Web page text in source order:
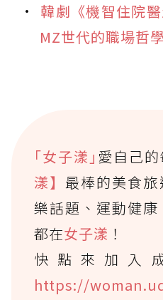
韓劇《機智住院
MZ世代的職場哲
｢女子漾｣ 愛自己的
漾】最棒的美食
樂話題、運動健康
都在女子漾 ！
快點來加入
https://